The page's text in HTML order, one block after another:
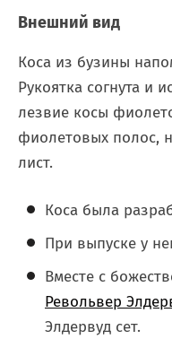
Внешний вид
Коса из бузины
Рукоятка согнута и
лезвие косы
фиолетовых полос,
лист.
Коса была
При выпуске у
Вместе с
Револьвер
Элдервуд сет.